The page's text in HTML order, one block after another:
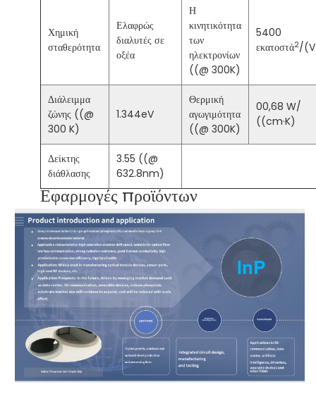
Χημική
σταθερότητα
Ελαφρώς
διαλυτές σε
οξέα
Η
κινητικότητα
των
ηλεκτρονίων
((@ 300K)
5400
εκατοστά2/
Διάλειμμα
ζώνης ((@
300 K)
1.344eV
Θερμική
αγωγιμότητα
((@ 300K)
00,68 W/
((cm·K)
Δείκτης
διάθλασης
3.55 ((@
632.8nm)
Εφαρμογές προϊόντων